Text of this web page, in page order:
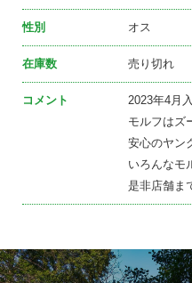
性別 オス
在庫数 売り切れ
コメント
2023年4月
モルフはズ
安心のヤン
いろんなモ
是非店舗ま